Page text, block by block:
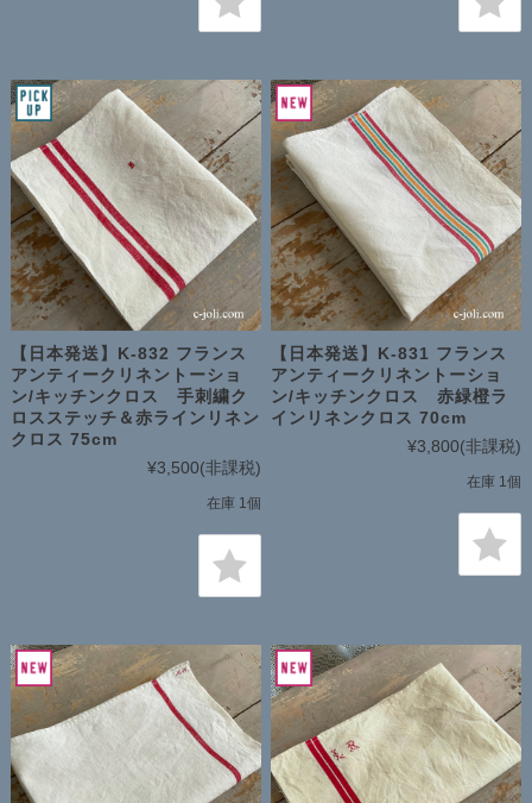
【日本発送】K-832 フランス
アンティークリネントーショ
ン/キッチンクロス 手刺繍ク
ロスステッチ＆赤ラインリネン
クロス 75cm
¥3,500(非課税)
在庫 1個
【日本発送】K-831 フランス
アンティークリネントーショ
ン/キッチンクロス 赤緑橙ラ
インリネンクロス 70cm
¥3,800(非課税)
在庫 1個